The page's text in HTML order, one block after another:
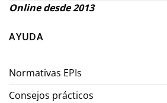
Online desde 2013
AYUDA
Normativas EPIs
Consejos prácticos